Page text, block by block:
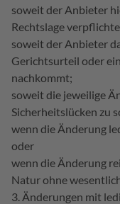
soweit der Anbieter
Rechtslage
soweit der Anbieter
Gerichtsurteil oder
nachkommt;
soweit die jeweilige
Sicherheitslücken zu
wenn die Änderung
oder
wenn die Änderung
Natur ohne
Änderungen mit